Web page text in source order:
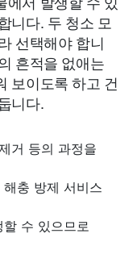
니다. 두 청소 모
선택해야 합니
흔적을 없애는
보이도록 하고 건
니다.
거 등의 과정을
충 방제 서비스
수 있으므로